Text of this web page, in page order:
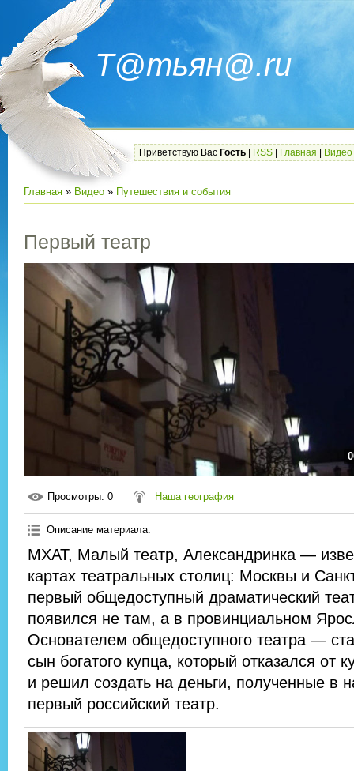
Т@тьян@.ru
Приветствую Вас Гость RSS Главная Видео
Главная » Видео » Путешествия и события
Первый театр
Просмотры: 0 Наша география
Описание материала:
МХАТ, Малый театр, Александринка —
картах театральных столиц: Москвы и
первый общедоступный драматический
появился не там, а в провинциальном
Основателем общедоступного театра —
сын богатого купца, который отказался от
и решил создать на деньги, полученные в
первый российский театр.